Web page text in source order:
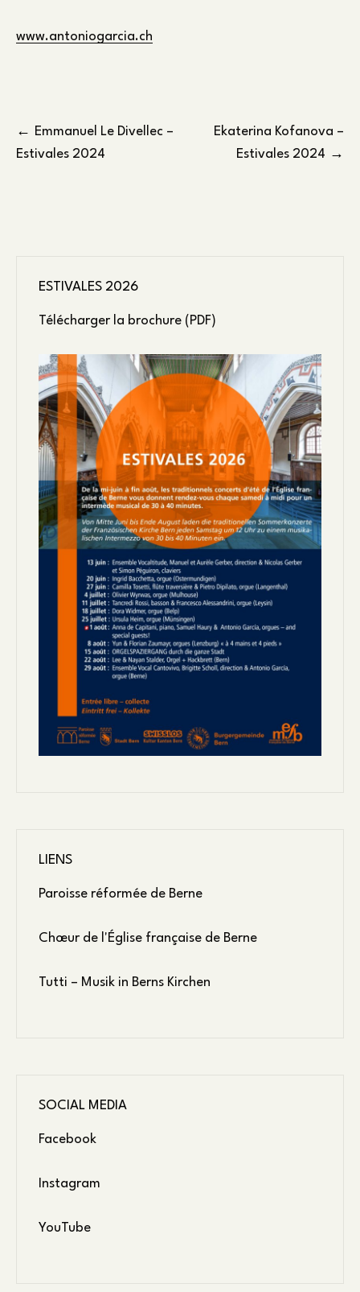
www.antoniogarcia.ch
Navigation
de
Emmanuel Le Divellec –
Estivales 2024
Ekaterina Kofanova –
Estivales 2024
ESTIVALES 2026
Télécharger la brochure (PDF)
LIENS
Paroisse réformée de Berne
Chœur de l'Église française de Berne
Tutti – Musik in Berns Kirchen
SOCIAL MEDIA
Facebook
Instagram
YouTube